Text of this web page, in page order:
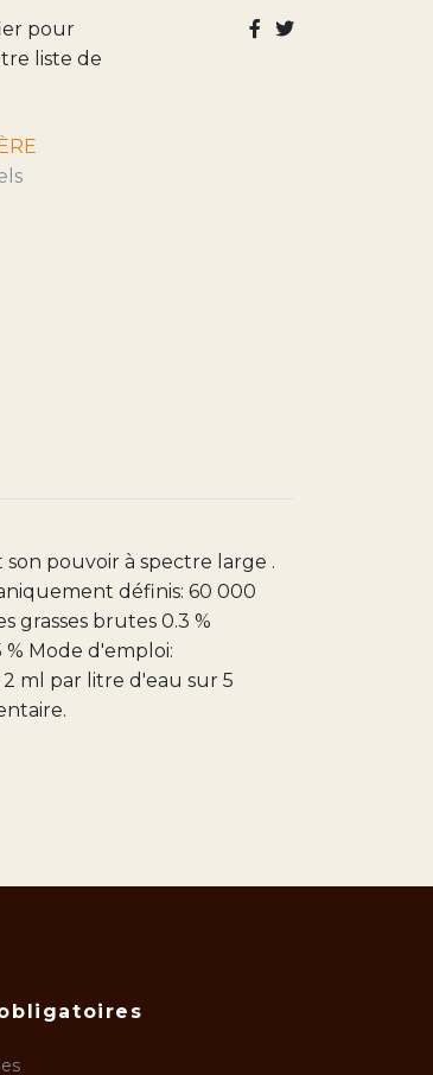
pour
liste de
pouvoir à spectre large .
définis: 60 000
grasses brutes 0.3 %
% Mode d'emploi:
2 ml par litre d'eau sur 5